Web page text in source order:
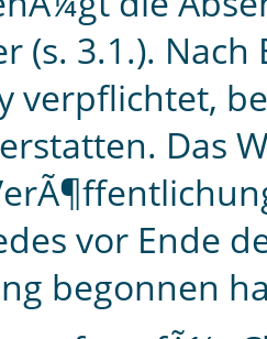
(s. 3.1.).
verpflichtet,
Das
vor Ende
begonnen